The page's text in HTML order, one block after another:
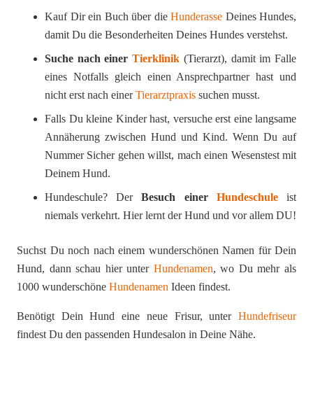
Kauf Dir ein Buch über die Hunderasse Deines Hundes,
damit Du die Besonderheiten Deines Hundes verstehst.
Suche nach einerTierklinik (Tierarzt), damit im Falle
eines Notfalls gleich einen Ansprechpartner hast und
nicht erst nach einerTierarztpraxis suchen musst.
Falls Du kleine Kinder hast, versuche erst eine langsame
Annäherung zwischen Hund und Kind. Wenn Du auf
Nummer Sicher gehen willst, mach einen Wesenstest mit
Deinem Hund.
Hundeschule? DerBesuch einer Hundeschule
ist
niemals verkehrt. Hier lernt der Hund und vor allem DU!
Suchst Du noch nach einem wunderschönen Namen für Dein
Hund, dann schau hier unter Hundenamen, wo Du mehr als
1000 wunderschöne Hundenamen Ideen findest.
Benötigt Dein Hund eine neue Frisur, unter Hundefriseur
findest Du den passenden Hundesalon in Deine Nähe.